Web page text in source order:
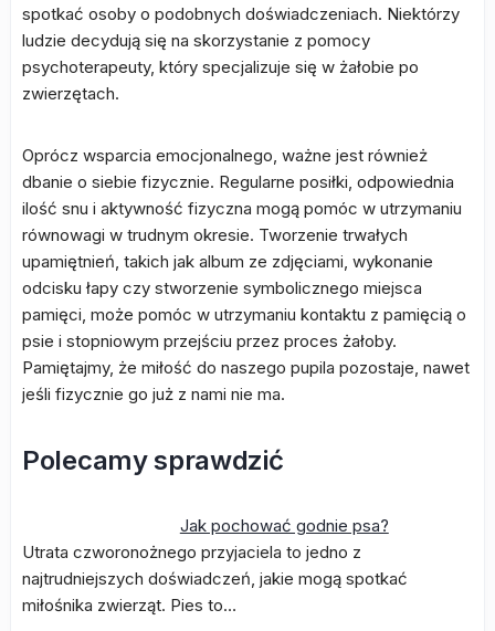
spotkać osoby o podobnych doświadczeniach. Niektórzy
ludzie decydują się na skorzystanie z pomocy
psychoterapeuty, który specjalizuje się w żałobie po
zwierzętach.
Oprócz wsparcia emocjonalnego, ważne jest również
dbanie o siebie fizycznie. Regularne posiłki, odpowiednia
ilość snu i aktywność fizyczna mogą pomóc w utrzymaniu
równowagi w trudnym okresie. Tworzenie trwałych
upamiętnień, takich jak album ze zdjęciami, wykonanie
odcisku łapy czy stworzenie symbolicznego miejsca
pamięci, może pomóc w utrzymaniu kontaktu z pamięcią o
psie i stopniowym przejściu przez proces żałoby.
Pamiętajmy, że miłość do naszego pupila pozostaje, nawet
jeśli fizycznie go już z nami nie ma.
Polecamy sprawdzić
Jak pochować godnie psa?
Utrata czworonożnego przyjaciela to jedno z
najtrudniejszych doświadczeń, jakie mogą spotkać
miłośnika zwierząt. Pies to…